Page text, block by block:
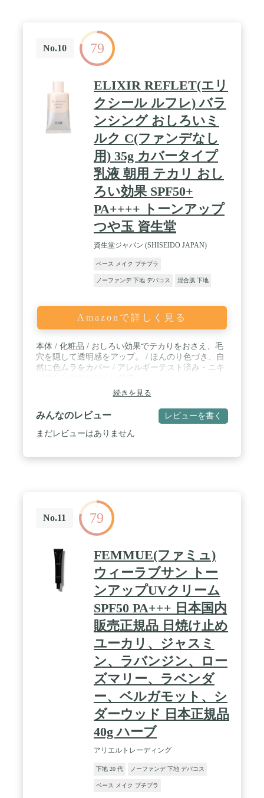
なめらかな質感の肌に仕上げるルーセントと、繊細
パールのきらめきでほんのり華やかな印象の肌に仕
上げるパーリールーセントの2種類から選べます。
No.10 79
ELIXIR REFLET(エリ
クシール ルフレ) バラ
ンシング おしろいミ
ルク C(ファンデなし
用) 35g カバータイプ
乳液 朝用 テカリ おし
ろい効果 SPF50+
PA++++ トーンアップ
つや玉 資生堂
資生堂ジャパン (SHISEIDO JAPAN)
ベース メイク プチプラ
ノーファンデ 下地 デパコス 混合肌 下地
Amazonで詳しく見る
本体 / 化粧品 / おしろい効果でテカりをおさえ、毛
穴を隠して透明感をアップ。 / ほんのり色づき、自
然に色ムラをカバー / アレルギーテスト済み・ニキ
続きを見る
みんなのレビュー レビューを書く
まだレビューはありません
No.11 79
FEMMUE(ファミュ)
ウィーラブサン トー
ンアップUVクリーム
SPF50 PA+++ 日本国内
販売正規品 日焼け止め
ユーカリ、ジャスミ
ン、ラバンジン、ロー
ズマリー、ラベンダ
ー、ベルガモット、シ
ダーウッド 日本正規品
40g ハーブ
アリエルトレーディング
下地 20 代 ノーファンデ 下地 デパコス
ベース メイク プチプラ